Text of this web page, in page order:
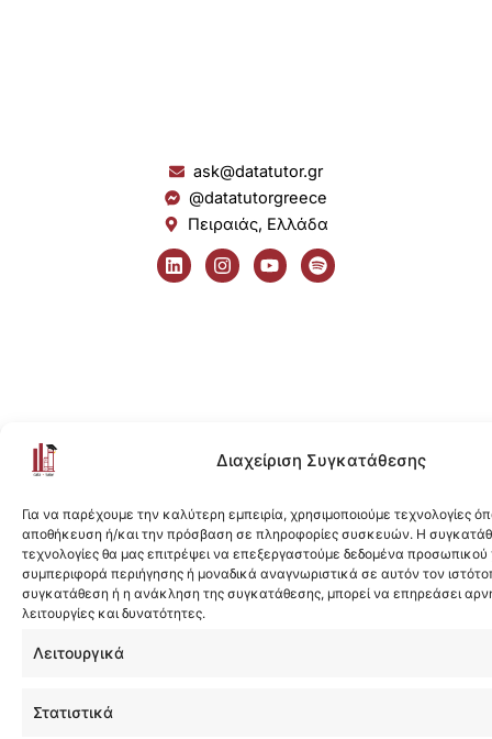
Διαχείριση Συγκατάθεσης
Για να παρέχουμε την καλύτερη εμπειρία, χρησιμοποιούμε τεχνολογίες
αποθήκευση ή/και την πρόσβαση σε πληροφορίες συσκευών. Η
τεχνολογίες θα μας επιτρέψει να επεξεργαστούμε δεδομένα
συμπεριφορά περιήγησης ή μοναδικά αναγνωριστικά σε αυτόν τον
συγκατάθεση ή η ανάκληση της συγκατάθεσης, μπορεί να επηρεάσει
λειτουργίες και δυνατότητες.
Λειτουργικά
Στατιστικά
ask@datatutor.gr
@datatutorgreece
Πειραιάς, Ελλάδα
L
i
n
I
n
s
Y
o
u
S
p
o